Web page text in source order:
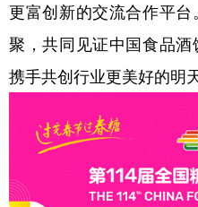
更富创新的交流合作平
聚，共同见证中国食品酒
携手共创行业更美好的明